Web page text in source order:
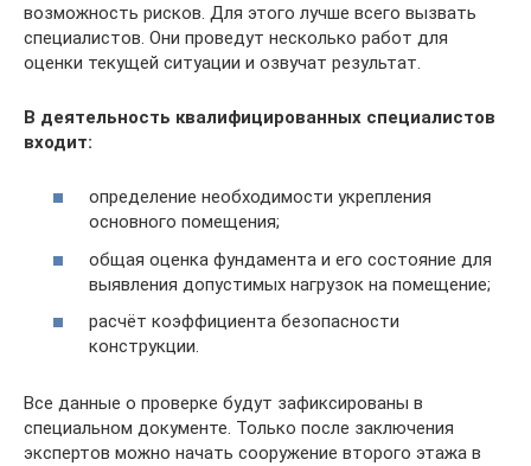
возможность рисков. Для этого лучше всего вызвать
специалистов. Они проведут несколько работ для
оценки текущей ситуации и озвучат результат.
В деятельность квалифицированных специалистов
входит:
определение необходимости укрепления
основного помещения;
общая оценка фундамента и его состояние для
выявления допустимых нагрузок на помещение;
расчёт коэффициента безопасности
конструкции.
Все данные о проверке будут зафиксированы в
специальном документе. Только после заключения
экспертов можно начать сооружение второго этажа в